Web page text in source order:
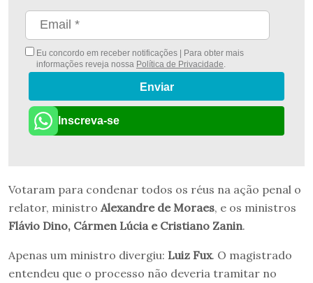
Eu concordo em receber notificações | Para obter mais
informações reveja nossa Política de Privacidade
Enviar
Inscreva-se
Votaram para condenar todos os réus na ação penal o
relator, ministro Alexandre de Moraes, e os ministros
Flávio Dino, Cármen Lúcia e Cristiano Zanin.
Apenas um ministro divergiu: Luiz Fux. O magistrado
entendeu que o processo não deveria tramitar no